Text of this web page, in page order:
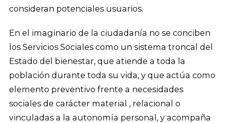
consideran potenciales usuarios.
En el imaginario de la ciudadanía no se conciben
los Servicios Sociales como un sistema troncal del
Estado del bienestar, que atiende a toda la
población durante toda su vida, y que actúa como
elemento preventivo frente a necesidades
sociales de carácter material , relacional o
vinculadas a la autonomía personal, y acompaña